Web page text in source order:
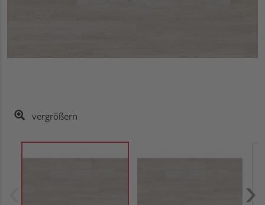
vergrößern